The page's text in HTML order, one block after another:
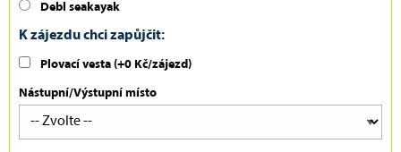
Debl seakayak
K zájezdu chci zapůjčit:
Plovací vesta (+0 Kč/zájezd)
Nástupní/Výstupní místo